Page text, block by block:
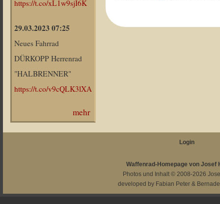
https://t.co/xL1w9sjI6K
29.03.2023 07:25
Neues Fahrrad
DÜRKOPP Herrenrad
"HALBRENNER"
https://t.co/v9cQLK3lXA
mehr
Login
Waffenrad-Homepage von Josef
Photos und Inhalt © 2008-2026
developed by Fabian Peter &